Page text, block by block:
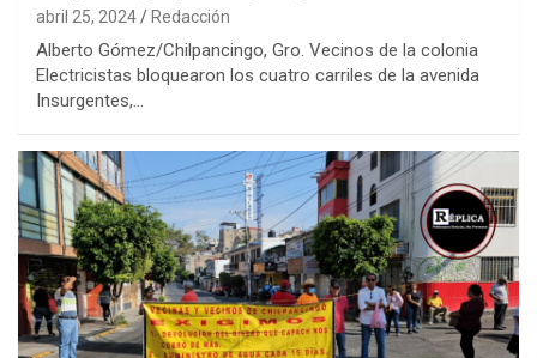
abril 25, 2024 Redacción
Alberto Gómez/Chilpancingo, Gro. Vecinos de la colonia
Electricistas bloquearon los cuatro carriles de la avenida
Insurgentes,…